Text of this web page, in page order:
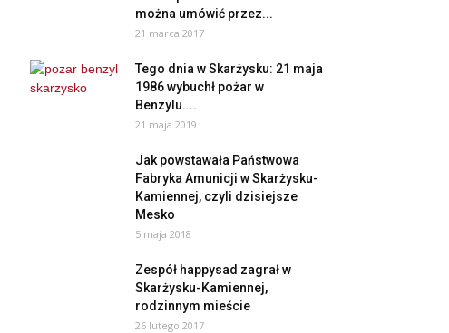
można umówić przez...
21 marca 2017
Tego dnia w Skarżysku: 21 maja
1986 wybuchł pożar w
Benzylu....
21 maja 2019
Jak powstawała Państwowa
Fabryka Amunicji w Skarżysku-
Kamiennej, czyli dzisiejsze
Mesko
5 maja 2018
Zespół happysad zagrał w
Skarżysku-Kamiennej,
rodzinnym mieście
26 lutego 2017